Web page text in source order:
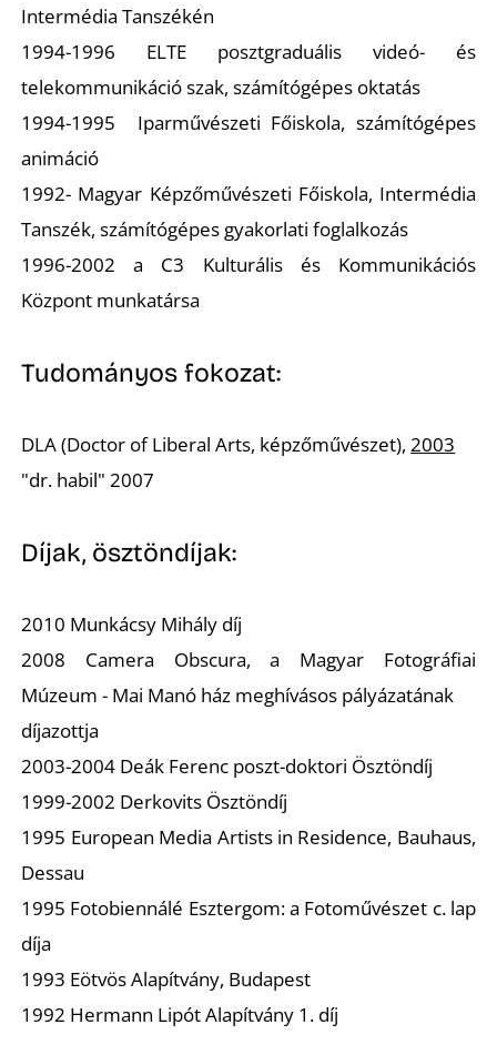
Intermédia Tanszékén
1994-1996 ELTE posztgraduális videó- és
telekommunikáció szak, számítógépes oktatás
1994-1995 Iparművészeti Főiskola, számítógépes
animáció
1992- Magyar Képzőművészeti Főiskola, Intermédia
Tanszék, számítógépes gyakorlati foglalkozás
1996-2002 a C3 Kulturális és Kommunikációs
Központ munkatársa
Tudományos fokozat:
DLA (Doctor of Liberal Arts, képzőművészet),2003
"dr. habil" 2007
Díjak, ösztöndíjak:
2010 Munkácsy Mihály díj
2008 Camera Obscura, a Magyar Fotográfiai
Múzeum - Mai Manó ház meghívásos pályázatának
díjazottja
2003-2004 Deák Ferenc poszt-doktori Ösztöndíj
1999-2002 Derkovits Ösztöndíj
1995 European Media Artists in Residence, Bauhaus,
Dessau
1995 Fotobiennálé Esztergom: a Fotoművészet c. lap
díja
1993 Eötvös Alapítvány, Budapest
1992 Hermann Lipót Alapítvány 1. díj